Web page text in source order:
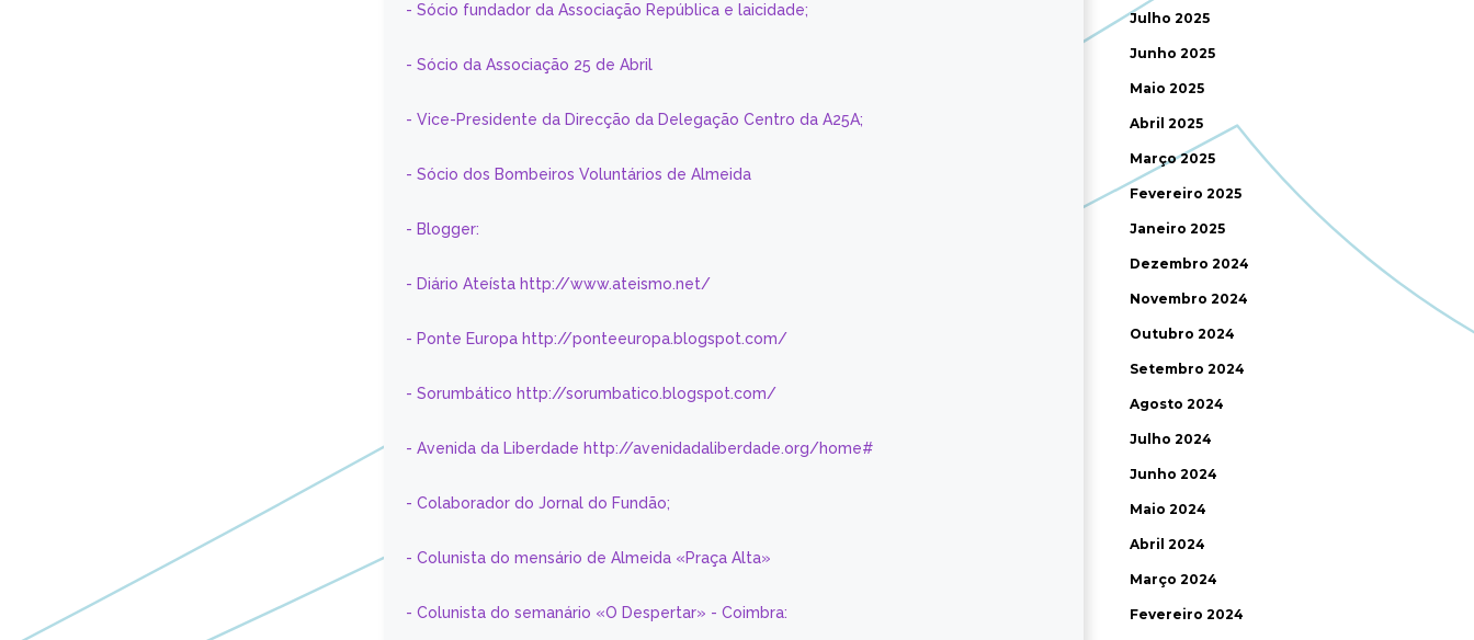
- Sócio fundador da Associação República e laicidade;
- Sócio da Associação 25 de Abril
- Vice-Presidente da Direcção da Delegação Centro da A25A;
- Sócio dos Bombeiros Voluntários de Almeida
- Blogger:
- Diário Ateísta http://www.ateismo.net/
- Ponte Europa http://ponteeuropa.blogspot.com/
- Sorumbático http://sorumbatico.blogspot.com/
- Avenida da Liberdade http://avenidadaliberdade.org/home#
- Colaborador do Jornal do Fundão;
- Colunista do mensário de Almeida «Praça Alta»
- Colunista do semanário «O Despertar» - Coimbra:
Julho 2025
Junho 2025
Maio 2025
Abril 2025
Março 2025
Fevereiro 2025
Janeiro 2025
Dezembro 2024
Novembro 2024
Outubro 2024
Setembro 2024
Agosto 2024
Julho 2024
Junho 2024
Maio 2024
Abril 2024
Março 2024
Fevereiro 2024